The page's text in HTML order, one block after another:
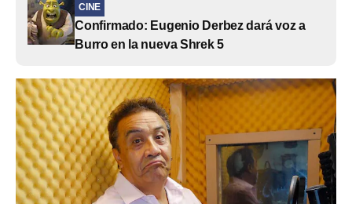
CINE
Confirmado: Eugenio Derbez dará voz a
Burro en la nueva Shrek 5